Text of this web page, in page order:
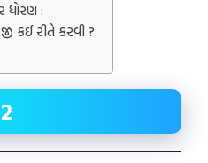
ધોરણ :
કઈ રીતે કરવી ?